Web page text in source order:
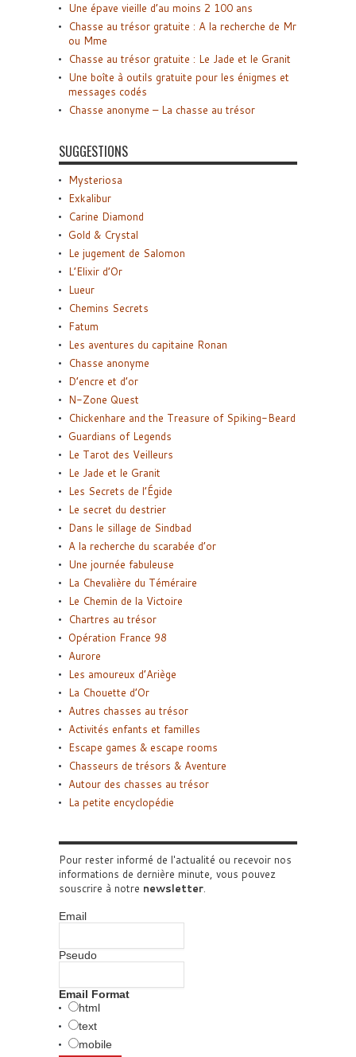
Une épave vieille d’au moins 2 100 ans
Chasse au trésor gratuite : A la recherche de Mr
ou Mme
Chasse au trésor gratuite : Le Jade et le Granit
Une boîte à outils gratuite pour les énigmes et
messages codés
Chasse anonyme – La chasse au trésor
SUGGESTIONS
Mysteriosa
Exkalibur
Carine Diamond
Gold & Crystal
Le jugement de Salomon
L’Elixir d’Or
Lueur
Chemins Secrets
Fatum
Les aventures du capitaine Ronan
Chasse anonyme
D’encre et d’or
N-Zone Quest
Chickenhare and the Treasure of Spiking-Beard
Guardians of Legends
Le Tarot des Veilleurs
Le Jade et le Granit
Les Secrets de l’Égide
Le secret du destrier
Dans le sillage de Sindbad
A la recherche du scarabée d’or
Une journée fabuleuse
La Chevalière du Téméraire
Le Chemin de la Victoire
Chartres au trésor
Opération France 98
Aurore
Les amoureux d’Ariège
La Chouette d’Or
Autres chasses au trésor
Activités enfants et familles
Escape games & escape rooms
Chasseurs de trésors & Aventure
Autour des chasses au trésor
La petite encyclopédie
Pour rester informé de l'actualité ou recevoir nos
informations de dernière minute, vous pouvez
souscrire à notre newsletter.
Email
Pseudo
Email Format
html
text
mobile